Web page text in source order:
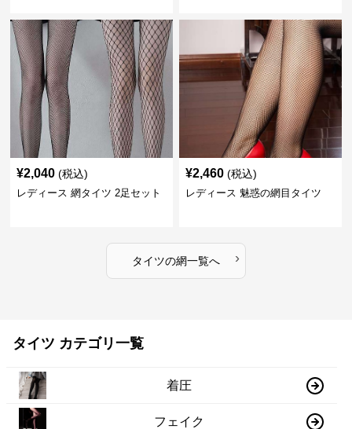
¥2,040 (税込)
レディース 網タイツ 2足セット
¥2,460 (税込)
レディース 魅惑の網目タイツ
タイツの網一覧へ ›
タイツ カテゴリ一覧
着圧
フェイク